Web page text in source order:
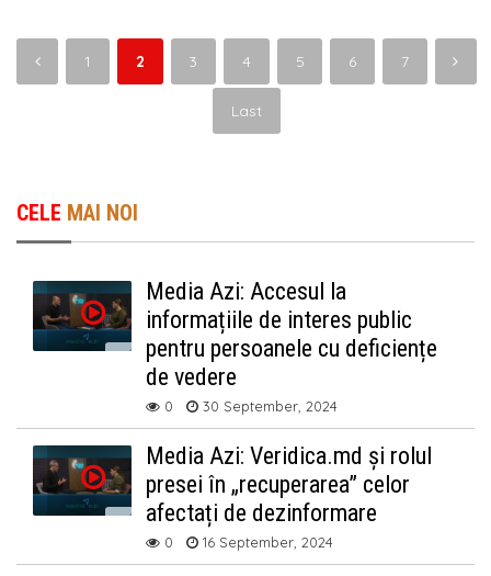
1 2 3 4 5 6 7
Last
CELE MAI NOI
Media Azi: Accesul la
informațiile de interes public
pentru persoanele cu deficiențe
de vedere
0 30 September, 2024
Media Azi: Veridica.md și rolul
presei în „recuperarea” celor
afectați de dezinformare
0 16 September, 2024